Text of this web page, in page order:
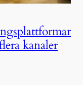
kanaler